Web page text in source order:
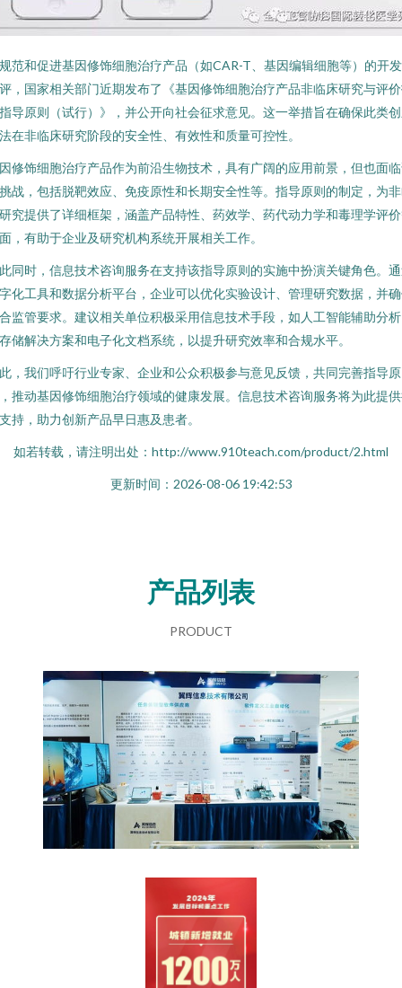
范和促进基因修饰细胞治疗产品（如CAR-T、基因编辑细胞等）的开
，国家相关部门近期发布了《基因修饰细胞治疗产品非临床研究与评
导原则（试行）》，并公开向社会征求意见。这一举措旨在确保此类
在非临床研究阶段的安全性、有效性和质量可控性。
修饰细胞治疗产品作为前沿生物技术，具有广阔的应用前景，但也面
战，包括脱靶效应、免疫原性和长期安全性等。指导原则的制定，为
究提供了详细框架，涵盖产品特性、药效学、药代动力学和毒理学评
，有助于企业及研究机构系统开展相关工作。
同时，信息技术咨询服务在支持该指导原则的实施中扮演关键角色。
化工具和数据分析平台，企业可以优化实验设计、管理研究数据，并
监管要求。建议相关单位积极采用信息技术手段，如人工智能辅助分
储解决方案和电子化文档系统，以提升研究效率和合规水平。
，我们呼吁行业专家、企业和公众积极参与意见反馈，共同完善指导原
推动基因修饰细胞治疗领域的健康发展。信息技术咨询服务将为此提
持，助力创新产品早日惠及患者。
如若转载，请注明出处：http://www.910teach.com/product/2.html
更新时间：2026-08-06 19:42:53
产品列表
PRODUCT